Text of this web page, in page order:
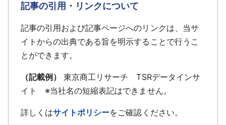
記事の引用・リンクについて
記事の引用および記事ページへのリンクは、当サ
イトからの出典である旨を明示することで行うこ
とができます。
（記載例）
東京商工リサーチ TSRデータインサ
イト ※当社名の短縮表記はできません。
詳しくはサイトポリシーをご確認ください。